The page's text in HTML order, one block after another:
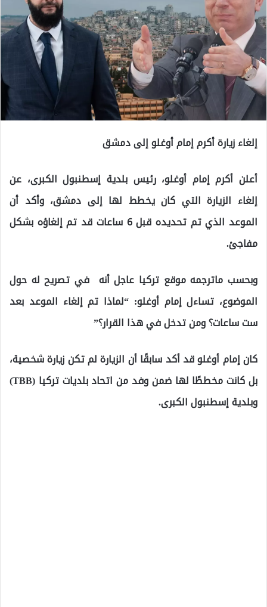
إلغاء زيارة أكرم إمام أوغلو إلى دمشق
أعلن أكرم إمام أوغلو، رئيس بلدية إسطنبول الكبرى، عن
إلغاء الزيارة التي كان يخطط لها إلى دمشق، وأكد أن
الموعد الذي تم تحديده قبل 6 ساعات قد تم إلغاؤه بشكل
مفاجئ.
وبحسب ماترجمه موقع تركيا عاجل أنه في تصريح له حول
الموضوع، تساءل إمام أوغلو: “لماذا تم إلغاء الموعد بعد
ست ساعات؟ ومن تدخل في هذا القرار؟”
كان إمام أوغلو قد أكد سابقًا أن الزيارة لم تكن زيارة شخصية،
بل كانت مخططًا لها ضمن وفد من اتحاد بلديات تركيا (TBB)
وبلدية إسطنبول الكبرى.